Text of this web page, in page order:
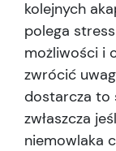
kolejnych
polega
możliwości i
zwrócić
dostarcza to
zwłaszcza
niemowlaka